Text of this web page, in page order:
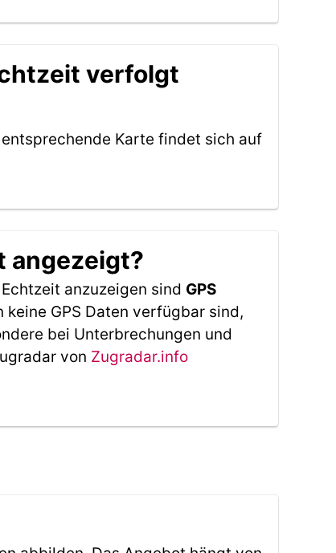
verfolgt
Karte findet sich auf
angezeigt?
anzuzeigen sind GPS
GPS Daten verfügbar sind,
bei Unterbrechungen und
von Zugradar.info